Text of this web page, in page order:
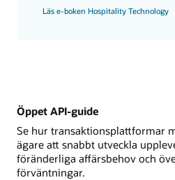
Läs e-boken Hospitality Technology
Öppet API-guide
Se hur transaktionsplattformar
ägare att snabbt utveckla
föränderliga affärsbehov och
förväntningar.